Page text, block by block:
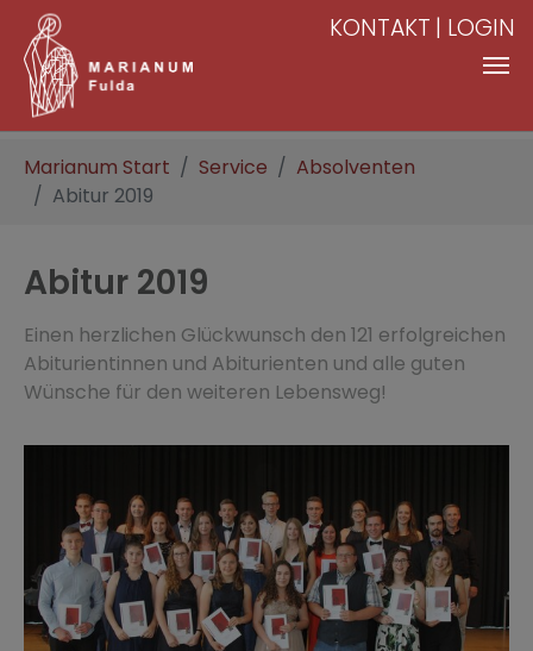
Zum Hauptinhalt springen
KONTAKT LOGIN
Marianum Start Service
Absolventen
Abitur 2019
Abitur 2019
Einen herzlichen Glückwunsch den 121 erfolgreichen
Abiturientinnen und Abiturienten und alle guten
Wünsche für den weiteren Lebensweg!